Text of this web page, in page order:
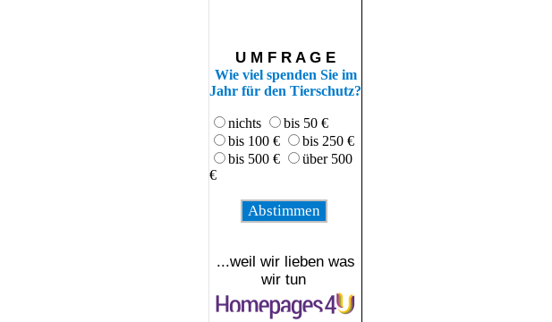
U M F R A G E
Wie viel spenden Sie im
Jahr für den Tierschutz?
nichts
bis 50 €
bis 100 €
bis 250 €
bis 500 €
über 500
€
...weil wir lieben was
wir tun